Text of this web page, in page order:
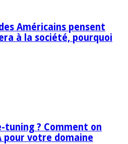
Américains pensent
à la société, pourquoi
tuning ? Comment on
pour votre domaine